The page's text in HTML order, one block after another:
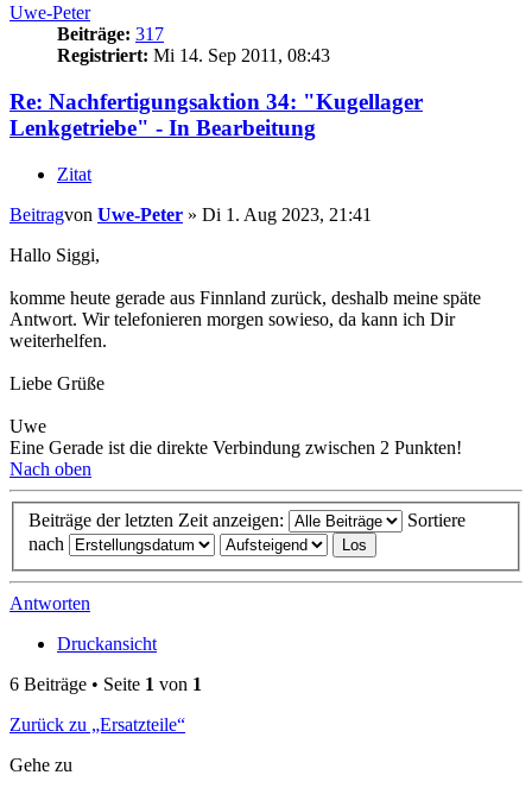
Uwe-Peter
Beiträge: 317
Registriert: Mi 14. Sep 2011, 08:43
Re: Nachfertigungsaktion 34: "Kugellager
Lenkgetriebe" - In Bearbeitung
Zitat
Beitragvon Uwe-Peter » Di 1. Aug 2023, 21:41
Hallo Siggi,
komme heute gerade aus Finnland zurück, deshalb meine späte
Antwort. Wir telefonieren morgen sowieso, da kann ich Dir
weiterhelfen.
Liebe Grüße
Uwe
Eine Gerade ist die direkte Verbindung zwischen 2 Punkten!
Nach oben
Beiträge der letzten Zeit anzeigen:
Sortiere
nach
Antworten
Druckansicht
6 Beiträge • Seite 1 von 1
Zurück zu „Ersatzteile“
Gehe zu